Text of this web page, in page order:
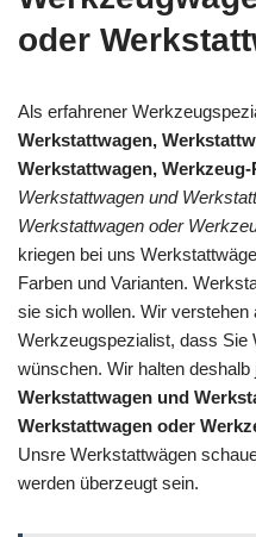
oder
Als erfahrener
Werkstattwagen,
Werkstattwagen,
Werkstattwagen und
Werkstattwagen oder
kriegen bei uns
Farben und Varianten.
sie sich wollen. Wir verstehen
Werkzeugspezialist, dass Sie
wünschen. Wir halten
Werkstattwagen und
Werkstattwagen oder
Unsre Werkstattwägen
werden überzeugt sein.